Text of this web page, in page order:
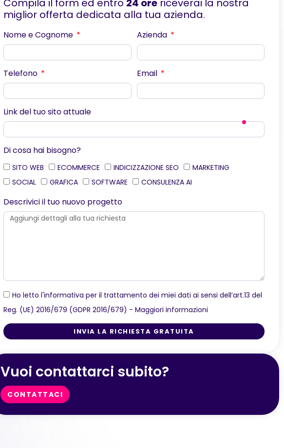
Compila il form ed entro 24 orericeverai la nostra
miglior offerta dedicata alla tua azienda.
Nome e Cognome Azienda
Telefono Email
Link del tuo sito attuale
Di cosa hai bisogno?
SITO WEB ECOMMERCE INDICIZZAZIONE SEO
MARKETING
SOCIAL
GRAFICA SOFTWARE CONSULENZA AI
Descrivici il tuo nuovo progetto
Ho letto l'informativa per il trattamento dei miei dati ai sensi dell’art.13 del
Reg. (UE) 2016/679 (GDPR 2016/679) - Maggiori informazioni
INVIA LA RICHIESTA GRATUITA
Vuoi contattarci subito?
CONTATTACI